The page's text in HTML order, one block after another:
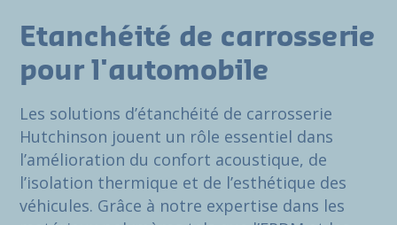
Etanchéité de carrosserie
pour l'automobile
Les solutions d’étanchéité de carrosserie
Hutchinson jouent un rôle essentiel dans
l’amélioration du confort acoustique, de
l’isolation thermique et de l’esthétique des
véhicules. Grâce à notre expertise dans les